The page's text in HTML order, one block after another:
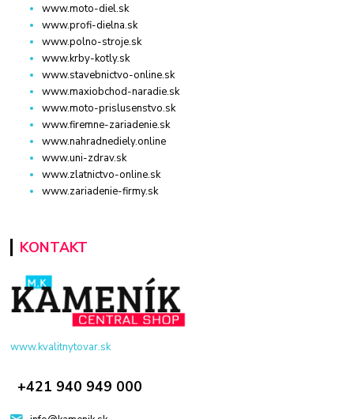
www.moto-diel.sk
www.profi-dielna.sk
www.polno-stroje.sk
www.krby-kotly.sk
www.stavebnictvo-online.sk
www.maxiobchod-naradie.sk
www.moto-prislusenstvo.sk
www.firemne-zariadenie.sk
www.nahradnediely.online
www.uni-zdrav.sk
www.zlatnictvo-online.sk
www.zariadenie-firmy.sk
KONTAKT
www.kvalitnytovar.sk
+421 940 949 000